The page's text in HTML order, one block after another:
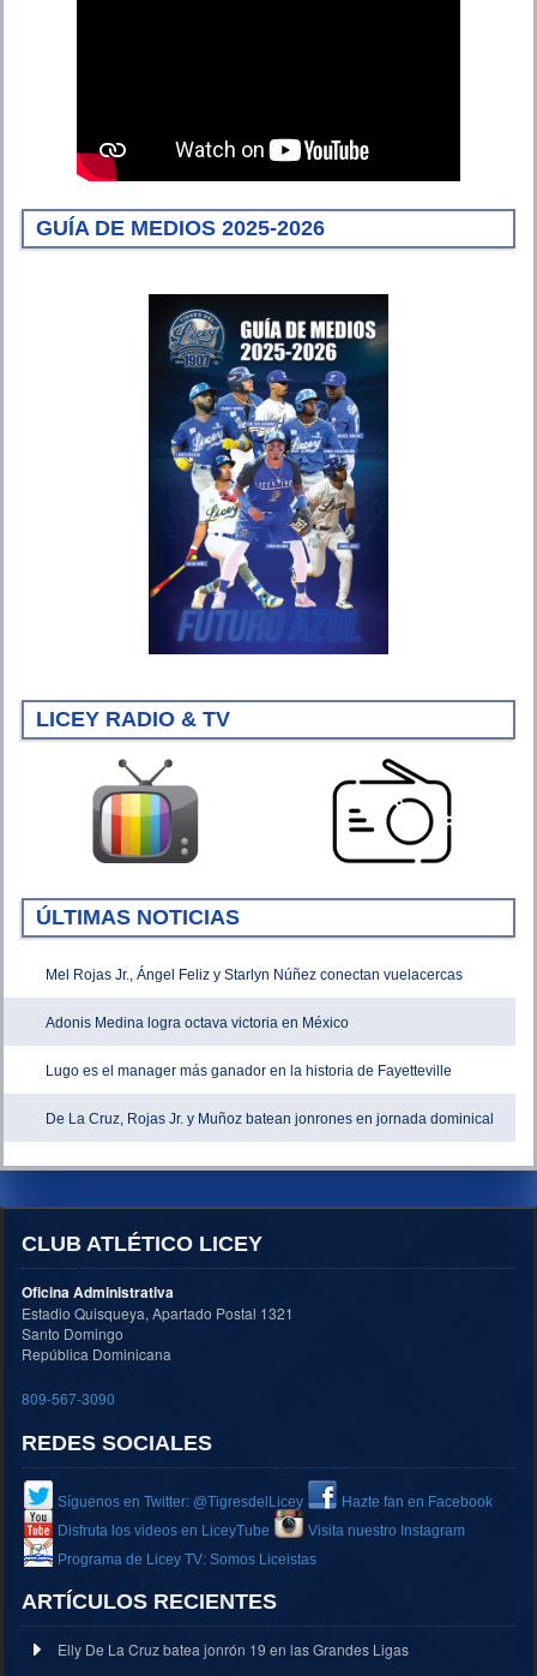
GUÍA DE MEDIOS 2025-2026
LICEY RADIO & TV
ÚLTIMAS NOTICIAS
Mel Rojas Jr., Ángel Feliz y Starlyn Núñez conectan vuelacercas
Adonis Medina logra octava victoria en México
Lugo es el manager más ganador en la historia de Fayetteville
De La Cruz, Rojas Jr. y Muñoz batean jonrones en jornada dominical
CLUB ATLÉTICO LICEY
Oficina Administrativa
Estadio Quisqueya, Apartado Postal 1321
Santo Domingo
República Dominicana
809-567-3090
REDES SOCIALES
Síguenos en Twitter: @TigresdelLicey
Hazte fan en Facebook
Disfruta los videos en LiceyTube
Visita nuestro Instagram
Programa de Licey TV: Somos Liceistas
ARTÍCULOS RECIENTES
Elly De La Cruz batea jonrón 19 en las Grandes Ligas